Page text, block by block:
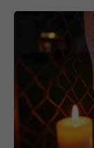
Câți oameni
Adevărul